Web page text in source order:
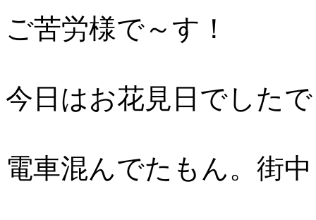
ご苦労様で～す！
今日はお花見日でした
電車混んでたもん。街